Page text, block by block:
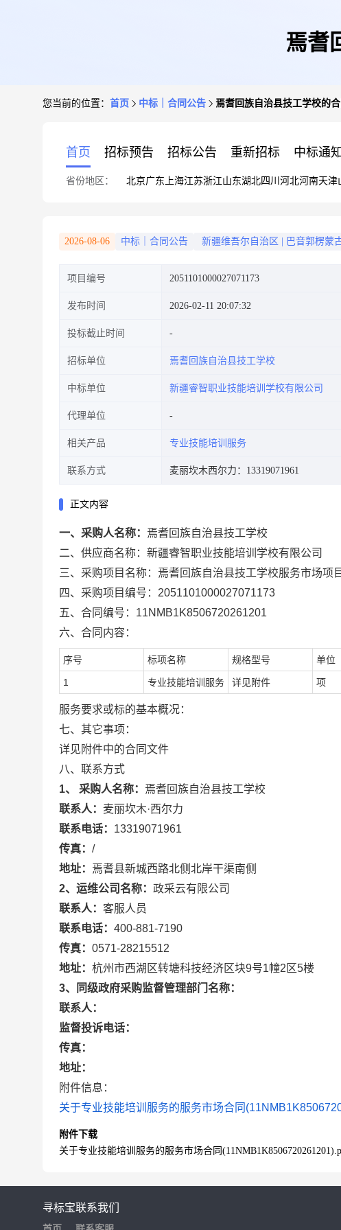
焉耆
您当前的位置： 首页 中标｜合同公告 焉耆回族自治县技工学校的
首页 招标预告 招标公告 重新招标 中标通知
省份地区： 北京广东 上海江苏浙江山东湖北四川 河北河南天津
2026-08-06 中标｜合同公告 新疆维吾尔自治区 巴音郭楞蒙
项目编号 2051101000027071173
发布时间 2026-02-11 20:07:32
投标截止时间
招标单位 焉耆回族自治县技工学校
中标单位 新疆睿智职业技能培训学校有限公司
代理单位
相关产品 专业技能培训服务
联系方式 麦丽坎木西尔力：13319071961
正文内容
一、采购人名称： 焉耆回族自治县技工学校
二、供应商名称： 新疆睿智职业技能培训学校有限公司
三、采购项目名称： 焉耆回族自治县技工学校服务市场项
四、采购项目编号： 2051101000027071173
五、合同编号： 11NMB1K8506720261201
六、合同内容：
序号 标项名称 规格型号 单位
1 专业技能培训服务 详见附件 项
服务要求或标的基本概况：
七、其它事项：
详见附件中的合同文件
八、联系方式
1、 采购人名称： 焉耆回族自治县技工学校
联系人： 麦丽坎木·西尔力
联系电话： 13319071961
传真： /
地址： 焉耆县新城西路北侧北岸干渠南侧
2、运维公司名称： 政采云有限公司
联系人： 客服人员
联系电话： 400-881-7190
传真： 0571-28215512
地址： 杭州市西湖区转塘科技经济区块9号1幢2区5楼
3、同级政府采购监督管理部门名称：
联系人：
监督投诉电话：
传真：
地址：
附件信息：
关于专业技能培训服务的服务市场合同
附件下载
关于专业技能培训服务的服务市场合同
寻标宝联系我们